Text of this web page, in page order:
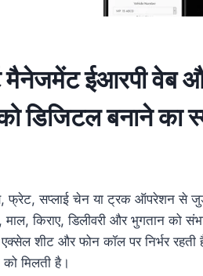
मैनेजमेंट ईआरपी वेब
डिजिटल बनाने का
फ्रेट, सप्लाई चेन या ट्रक ऑपरेशन से
माल, किराए, डिलीवरी और भुगतान को
शीट और फोन कॉल पर निर्भर
को मिलती है।